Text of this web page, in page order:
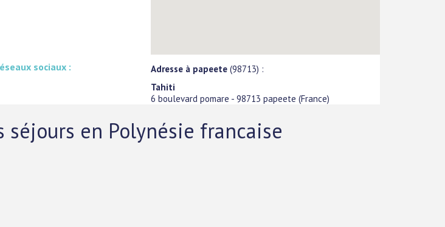
sociaux : Adresse à papeete (98713) :
Tahiti
6 boulevard pomare -98713 papeete (France)
en Polynésie francaise